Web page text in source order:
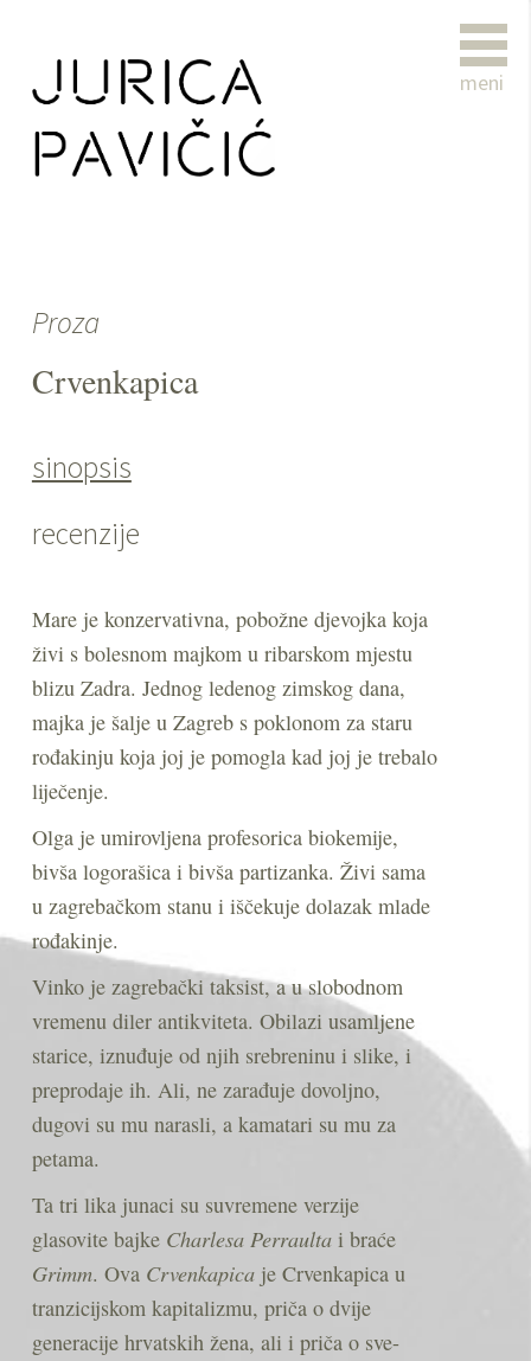
meni
Proza
Crvenkapica
sinopsis
recenzije
Mare je kon­zer­va­tivna, pobožne dje­vojka koja
živi s boles­nom majkom u ribar­skom mjestu
blizu Zadra. Jednog lede­nog zim­skog dana,
majka je šalje u Zagreb s pok­lo­nom za staru
rođakinju koja joj je pomo­gla kad joj je tre­balo
liječenje.
Olga je umi­rov­ljena pro­fe­so­rica bioke­mije,
bivša logorašica i bivša par­ti­zanka. Živi sama
u zagrebačkom stanu i iščekuje dola­zak mlade
rođakinje.
Vinko je zagrebački tak­sist, a u slo­bod­nom
vre­menu diler antik­vi­teta. Obi­lazi usam­ljene
sta­rice, iznuđuje od njih sre­bre­ninu i slike, i
pre­pro­daje ih. Ali, ne zarađuje dovoljno,
dugovi su mu narasli, a kama­tari su mu za
petama.
Ta tri lika junaci su suvre­mene ver­zije
gla­so­vite bajke Char­lesa Per­ra­ultai braće
Grimm. Ova Crven­ka­picaje Crven­ka­pica u
tran­zi­cij­skom kapi­ta­lizmu, priča o dvije
gene­ra­cije hrvat­skih žena, ali i priča o sve-